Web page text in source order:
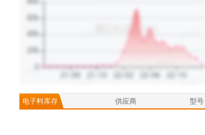
电子料库存 供应商 型号